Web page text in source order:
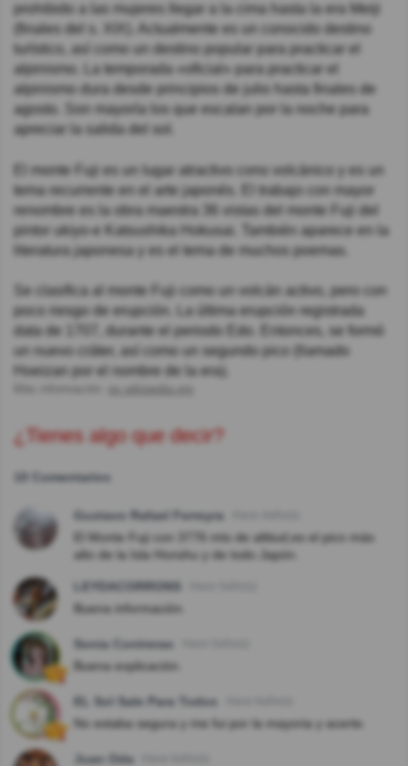
prohibido a las mujeres llegar a la cima hasta la era Meiji
(finales del s. XIX). Actualmente es un conocido destino
turístico, así como un destino popular para practicar el
alpinismo. La temporada «oficial» para practicar el
alpinismo dura desde principios de julio hasta finales de
agosto. Son mayoría los que escalan por la noche para
apreciar la salida del sol.
El monte Fuji es un lugar atractivo cono volcánico y es un
tema recurrente en el arte japonés. El trabajo con mayor
renombre es la obra maestra 36 vistas del monte Fuji del
pintor ukiyo-e Katsushika Hokusai. También aparece en la
literatura japonesa y es el tema de muchos poemas.
Se clasifica al monte Fuji como un volcán activo, pero con
poco riesgo de erupción. La última erupción registrada
data de 1707, durante el periodo Edo. Entonces, se formó
un nuevo cráter, así como un segundo pico (llamado
Hoeizan por el nombre de la era).
¿Tienes algo que decir?
10 Comentarios
Gustavo Rafael Ferreyra
El Monte Fuji con 3776 mts de altitud,es el pico más
alto de la Isla Honshu y de todo Japón.
LEYDACORRONS
Buena información.
Sonia Contreras
Buena explicación.
EL Sol Sale Para Todos
No estaba segura y me fui por la mayoria y acerte.
Juan Oda